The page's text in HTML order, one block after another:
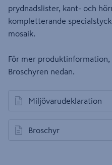
prydnadslister, kant- och
kompletterande
mosaik.
För mer produktinformation,
Broschyren nedan.
Miljövarudeklaration
öppnas i en ny flik
Broschyr
öppnas i en ny flik